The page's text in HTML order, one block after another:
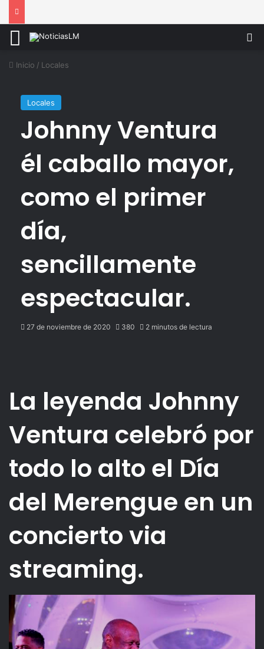
Menú
Inicio / Locales
Locales
Johnny Ventura
él caballo mayor,
como el primer
día,
sencillamente
espectacular.
27 de noviembre de 2020 380 2 minutos de lectura
La leyenda Johnny
Ventura celebró por
todo lo alto el Día
del Merengue en un
concierto via
streaming.